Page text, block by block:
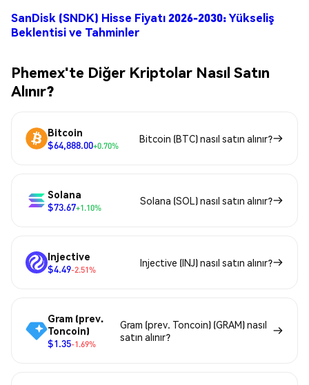
SanDisk (SNDK) Hisse Fiyatı 2026-2030: Yükseliş
Beklentisi ve Tahminler
Phemex'te Diğer Kriptolar Nasıl Satın
Alınır?
Bitcoin
$64,888.00+0.70%
Bitcoin (BTC) nasıl satın alınır?
Solana
$73.67+1.10%
Solana (SOL) nasıl satın alınır?
Injective
$4.49-2.51%
Injective (INJ) nasıl satın alınır?
Gram (prev.
Toncoin)
$1.35-1.69%
Gram (prev. Toncoin) (GRAM) nasıl
satın alınır?